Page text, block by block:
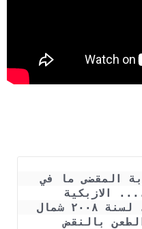
طلب وقف تنفيذ العقوبة المقضى ما في
بالنقض